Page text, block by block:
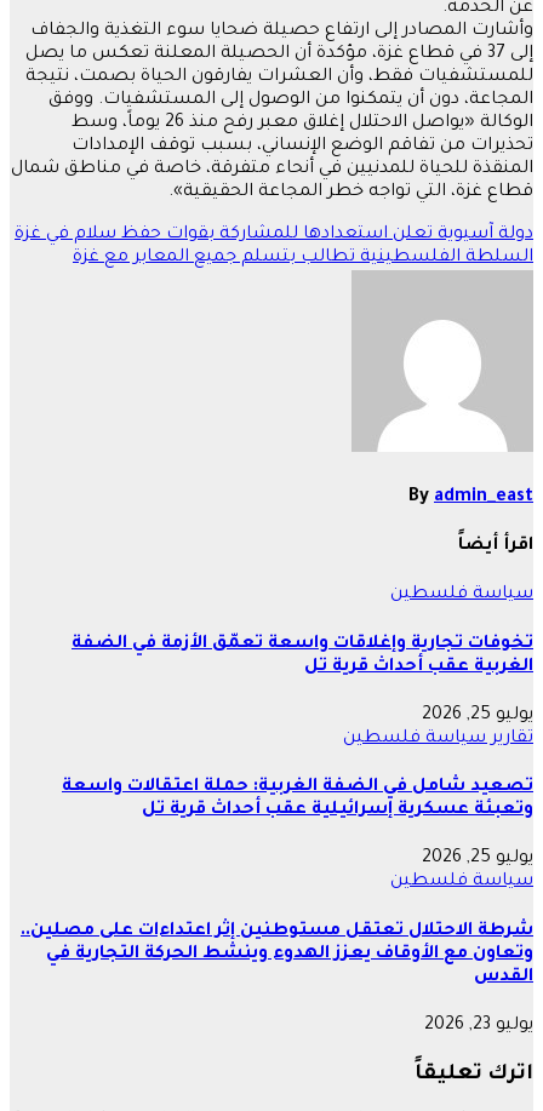
عن الخدمة.
وأشارت المصادر إلى ارتفاع حصيلة ضحايا سوء التغذية والجفاف
إلى 37 في قطاع غزة، مؤكدة أن الحصيلة المعلنة تعكس ما يصل
للمستشفيات فقط، وأن العشرات يفارقون الحياة بصمت، نتيجة
المجاعة، دون أن يتمكنوا من الوصول إلى المستشفيات. ووفق
الوكالة «يواصل الاحتلال إغلاق معبر رفح منذ 26 يوماً، وسط
تحذيرات من تفاقم الوضع الإنساني، بسبب توقف الإمدادات
المنقذة للحياة للمدنيين في أنحاء متفرقة، خاصة في مناطق شمال
قطاع غزة، التي تواجه خطر المجاعة الحقيقية».
تصفّح
المقالات
دولة آسيوية تعلن استعدادها للمشاركة بقوات حفظ سلام في غزة
السلطة الفلسطينية تطالب بتسلم جميع المعابر مع غزة
By admin_east
اقرأ أيضاً
سياسةفلسطين
تخوفات تجارية وإغلاقات واسعة تعمّق الأزمة في الضفة
الغربية عقب أحداث قرية تل
يوليو 25, 2026
تقاريرسياسةفلسطين
تصعيد شامل في الضفة الغربية: حملة اعتقالات واسعة
وتعبئة عسكرية إسرائيلية عقب أحداث قرية تل
يوليو 25, 2026
سياسةفلسطين
شرطة الاحتلال تعتقل مستوطنين إثر اعتداءات على مصلين..
وتعاون مع الأوقاف يعزز الهدوء وينشط الحركة التجارية في
القدس
يوليو 23, 2026
اترك تعليقاً